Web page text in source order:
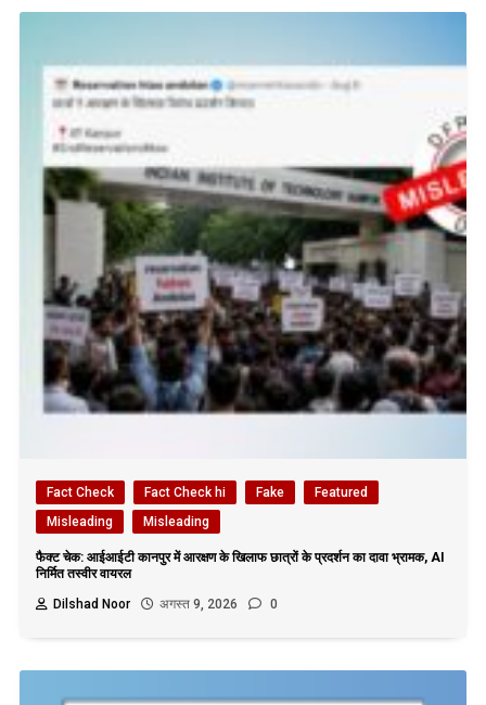
Fact Check Fact Check hi Fake
Featured
Misleading
Misleading
फैक्ट चेक: आईआईटी कानपुर में आरक्षण के खिलाफ छात्रों के प्रदर्शन का दावा भ्रामक, AI
निर्मित तस्वीर वायरल
Dilshad Noor
अगस्त 9, 2026 0